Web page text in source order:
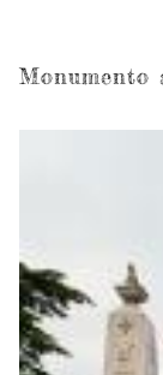
Monumento